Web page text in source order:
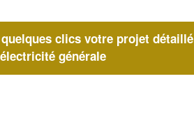
clics votre projet détaillé
générale